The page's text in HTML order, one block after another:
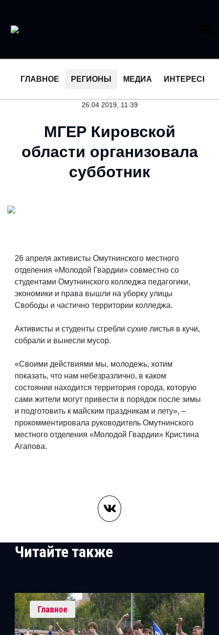
ГЛАВНОЕ РЕГИОНЫ МЕДИА ИНТЕРЕСНОЕ
26.04 2019, 11:39
МГЕР Кировской
области организовала
субботник
26 апреля активисты Омутнинского местного
отделения «Молодой Гвардии» совместно со
студентами Омутнинского колледжа педагогики,
экономики и права вышли на уборку улицы
Свободы и частично территории колледжа.
Активисты и студенты сгребли сухие листья в кучи,
собрали и вынесли мусор.
«Своими действиями мы, молодежь, хотим
показать, что нам небезразлично, в каком
состоянии находится территория города, которую
сами жители могут привести в порядок после зимы
и подготовить к майским праздникам и лету», –
прокомментировала руководитель Омутнинского
местного отделения «Молодой Гвардии» Кристина
Агапова.
Читайте также
Главное